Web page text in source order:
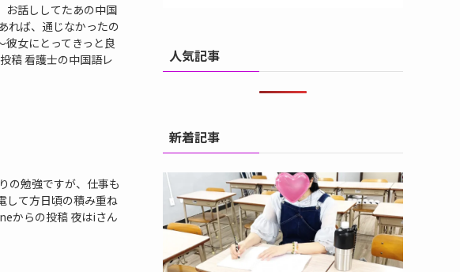
お話ししてたあの中国
れば、通じなかったの
女にとってきっと良
稿 看護士の中国語レ
の勉強ですが、仕事も
して方日頃の積み重ね
からの投稿 夜はiさん
人気記事
新着記事